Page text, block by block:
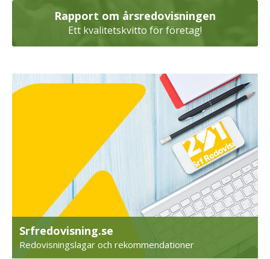
Rapport om årsredovisningen
Ett kvalitetskvitto för företag!
Srfredovisning.se
Redovisningslagar och rekommendationer